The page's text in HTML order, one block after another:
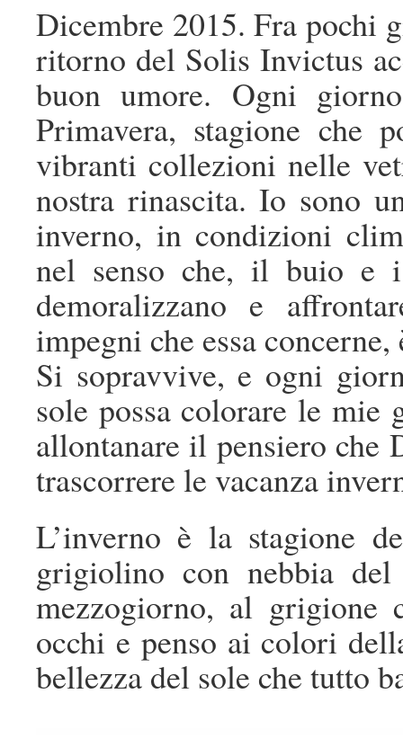
Dicembre 2015. Fra pochi
ritorno del Solis Invictus
buon umore. Ogni
Primavera, stagione che
vibranti collezioni nelle
nostra rinascita. Io sono
inverno, in condizioni
nel senso che, il buio
demoralizzano e
impegni che essa
Si sopravvive, e ogni
sole possa colorare le
allontanare il pensiero che
trascorrere le vacanza
L’inverno è la stagione
grigiolino con nebbia
mezzogiorno, al grigione
occhi e penso ai colori
bellezza del sole che tutto